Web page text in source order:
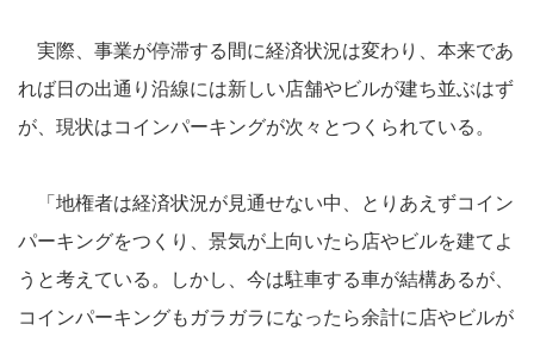
実際、事業が停滞する間に経済状況は変わり、本来であ
れば日の出通り沿線には新しい店舗やビルが建ち並ぶはず
が、現状はコインパーキングが次々とつくられている。
「地権者は経済状況が見通せない中、とりあえずコイン
パーキングをつくり、景気が上向いたら店やビルを建てよ
うと考えている。しかし、今は駐車する車が結構あるが、
コインパーキングもガラガラになったら余計に店やビルが